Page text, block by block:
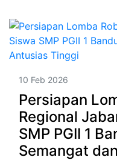
10 Feb 2026
Persiapan
Regional
SMP PGII 1
Semangat